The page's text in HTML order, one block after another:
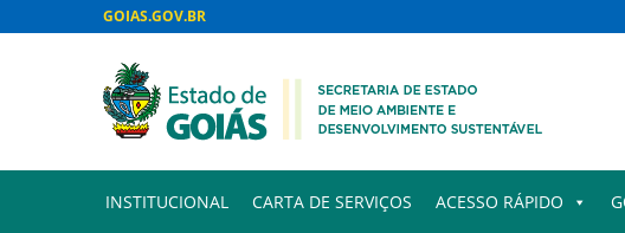
GOIAS.GOV.BR
INSTITUCIONAL CARTA DE SERVIÇOS ACESSO RÁPIDO